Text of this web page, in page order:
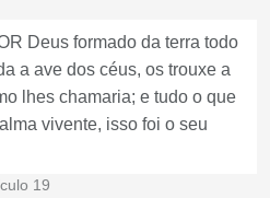
Deus formado da terra todo
a ave dos céus, os trouxe a
lhes chamaria; e tudo o que
vivente, isso foi o seu
19